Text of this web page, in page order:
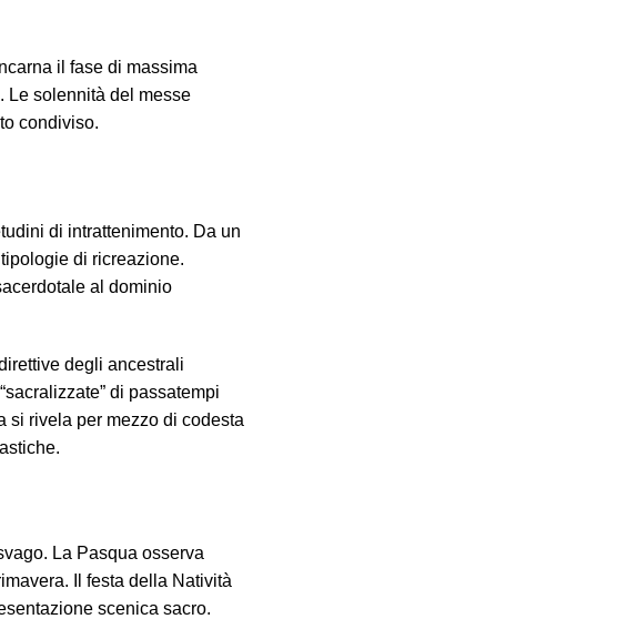
il fase di massima
Le solennità del messe
condiviso.
di intrattenimento. Da un
di ricreazione.
al dominio
degli ancestrali
di passatempi
si rivela per mezzo di codesta
La Pasqua osserva
Il festa della Natività
scenica sacro.